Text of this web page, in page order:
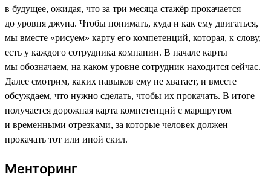
в будущее, ожидая, что за три месяца стажёр прокачается
до уровня джуна. Чтобы понимать, куда и как ему двигаться,
мы вместе «рисуем»‎ карту его компетенций, которая, к слову,
есть у каждого сотрудника компании. В начале карты
мы обозначаем, на каком уровне сотрудник находится сейчас.
Далее смотрим, каких навыков ему не хватает, и вместе
обсуждаем, что нужно сделать, чтобы их прокачать. В итоге
получается дорожная карта компетенций с маршрутом
и временными отрезками, за которые человек должен
прокачать тот или иной скил.
Менторинг